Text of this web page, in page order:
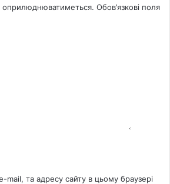
Обов’язкові поля
mail, та адресу сайту в цьому браузері